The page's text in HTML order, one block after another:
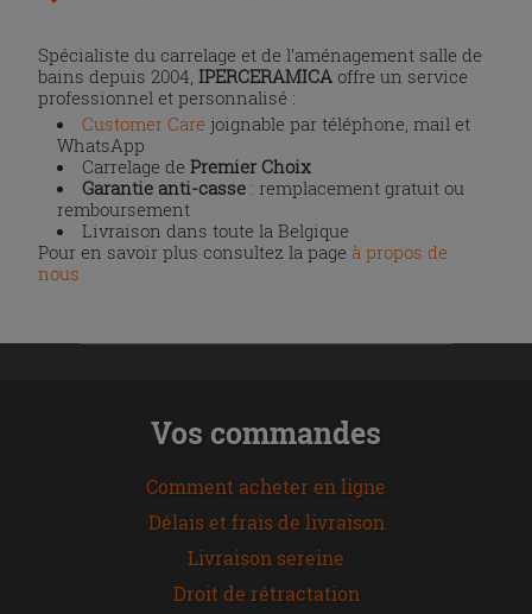
Spécialiste du carrelage et de l’aménagement salle de
bains depuis 2004,IPERCERAMICA offre un service
professionnel et personnalisé :
Customer Care joignable par téléphone, mail et
WhatsApp
Carrelage dePremier Choix
Garantie anti-casse : remplacement gratuit ou
remboursement
Livraison dans toute la Belgique
Pour en savoir plus consultez la page à propos de
nous
Vos commandes
Comment acheter en ligne
Délais et frais de livraison
Livraison sereine
Droit de rétractation